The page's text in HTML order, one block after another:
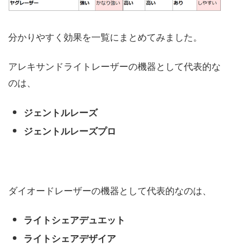
分かりやすく効果を一覧にまとめてみました。
アレキサンドライトレーザーの機器として代表的な
のは、
ジェントルレーズ
ジェントルレーズプロ
ダイオードレーザーの機器として代表的なのは、
ライトシェアデュエット
ライトシェアデザイア